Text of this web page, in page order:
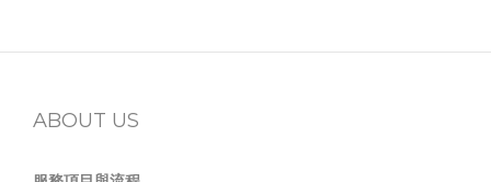
ABOUT US